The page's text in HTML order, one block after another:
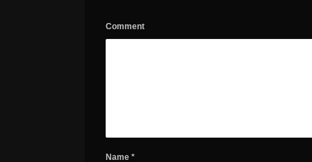
Comment
Name *